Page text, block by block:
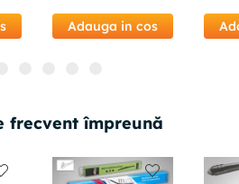
Adauga in cos
frecvent împreună